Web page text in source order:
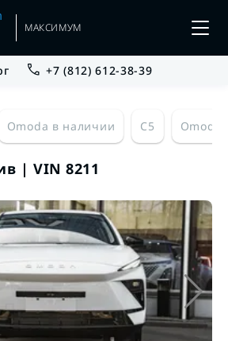
МАКСИМУМ
+7 (812) 612-38-39
Omoda в наличии C5 Omoda
| VIN 8211